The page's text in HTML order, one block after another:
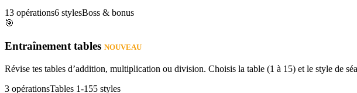
13 opérations6 stylesBoss & bonus
🎯
Entraînement tables NOUVEAU
Révise tes tables d’addition, multiplication ou division. Choisis la table (1 à 15) et le style de
3 opérationsTables 1-155 styles